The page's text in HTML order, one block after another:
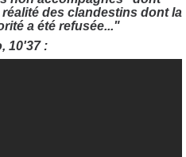
des clandestins dont la
a été refusée..."
10'37 :